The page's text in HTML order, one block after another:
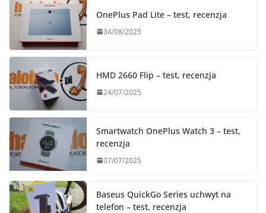
OnePlus Pad Lite – test, recenzja
04/08/2025
HMD 2660 Flip – test, recenzja
24/07/2025
Smartwatch OnePlus Watch 3 – test,
recenzja
07/07/2025
Baseus QuickGo Series uchwyt na
telefon – test, recenzja